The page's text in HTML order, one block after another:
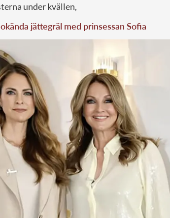
under kvällen,
jättegräl med prinsessan Sofia